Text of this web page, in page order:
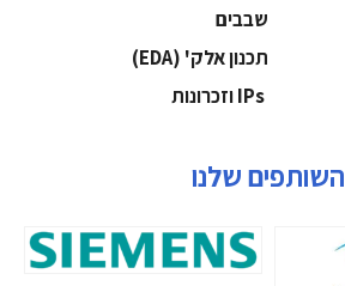
‫שבבים‬
‫תכנון אלק' (‪(EDA‬‬
השותפים שלנו